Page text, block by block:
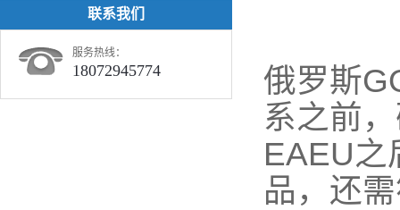
联系我们
服务热线：
18072945774
俄罗斯
系之前
EAEU之
品，还